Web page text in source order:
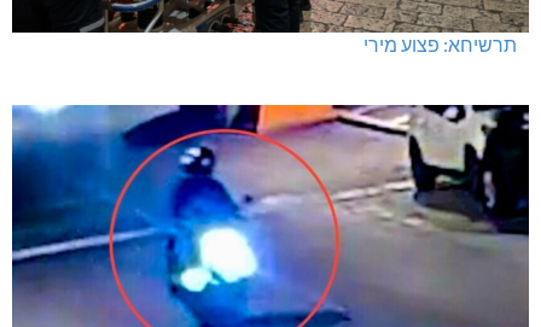
תרשיחא: פצוע מירי